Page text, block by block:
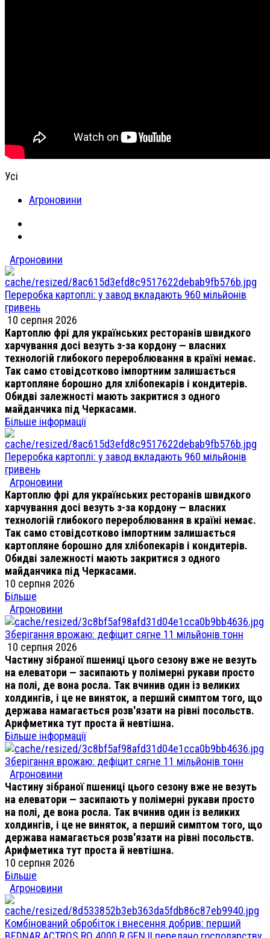
Усі
Агроновини
Агроновини
Переробка картоплі: у завод вкладають 960 мільйонів
гривень
10 серпня 2026
Картоплю фрі для українських ресторанів швидкого
харчування досі везуть з-за кордону — власних
технологій глибокого перероблювання в країні немає.
Так само стовідсотково імпортним залишається
картопляне борошно для хлібопекарів і кондитерів.
Обидві залежності мають закритися з одного
майданчика під Черкасами.
Більше інформації
Переробка картоплі: у завод вкладають 960 мільйонів
гривень
Агроновини
Картоплю фрі для українських ресторанів швидкого
харчування досі везуть з-за кордону — власних
технологій глибокого перероблювання в країні немає.
Так само стовідсотково імпортним залишається
картопляне борошно для хлібопекарів і кондитерів.
Обидві залежності мають закритися з одного
майданчика під Черкасами.
10 серпня 2026
Більше
Агроновини
Зберігання врожаю: дефіцит сягне 11 мільйонів тонн
10 серпня 2026
Частину зібраної пшениці цього сезону вже не везуть
на елеватори — засипають у полімерні рукави просто
на полі, де вона росла. Так вчинив один із великих
холдингів, і це не виняток, а перший симптом того, що
держава намагається розв'язати на рівні посольств.
Арифметика тут проста й невтішна.
Більше інформації
Зберігання врожаю: дефіцит сягне 11 мільйонів тонн
Агроновини
Частину зібраної пшениці цього сезону вже не везуть
на елеватори — засипають у полімерні рукави просто
на полі, де вона росла. Так вчинив один із великих
холдингів, і це не виняток, а перший симптом того, що
держава намагається розв'язати на рівні посольств.
Арифметика тут проста й невтішна.
10 серпня 2026
Більше
Агроновини
Комбінований обробіток і внесення добрив: перший